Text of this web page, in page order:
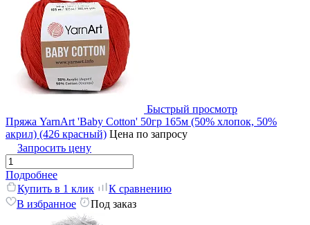
Быстрый просмотр
Пряжа YarnArt 'Baby Cotton' 50гр 165м (50% хлопок, 50%
акрил) (426 красный) Цена по запросу
Запросить цену
Подробнее
Купить в 1 клик
К сравнению
В избранное
Под заказ